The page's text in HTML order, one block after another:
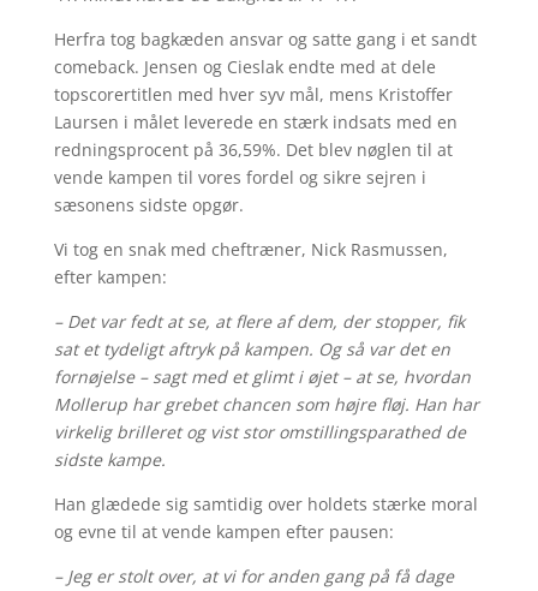
Herfra tog bagkæden ansvar og satte gang i et sandt
comeback. Jensen og Cieslak endte med at dele
topscorertitlen med hver syv mål, mens Kristoffer
Laursen i målet leverede en stærk indsats med en
redningsprocent på 36,59%. Det blev nøglen til at
vende kampen til vores fordel og sikre sejren i
sæsonens sidste opgør.
Vi tog en snak med cheftræner, Nick Rasmussen,
efter kampen:
– Det var fedt at se, at flere af dem, der stopper, fik
sat et tydeligt aftryk på kampen. Og så var det en
fornøjelse – sagt med et glimt i øjet – at se, hvordan
Mollerup har grebet chancen som højre fløj. Han har
virkelig brilleret og vist stor omstillingsparathed de
sidste kampe.
Han glædede sig samtidig over holdets stærke moral
og evne til at vende kampen efter pausen:
– Jeg er stolt over, at vi for anden gang på få dage